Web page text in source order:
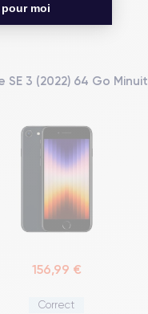
pour moi
SE 3 (2022) 64 Go Minuit
156,99 €
Correct